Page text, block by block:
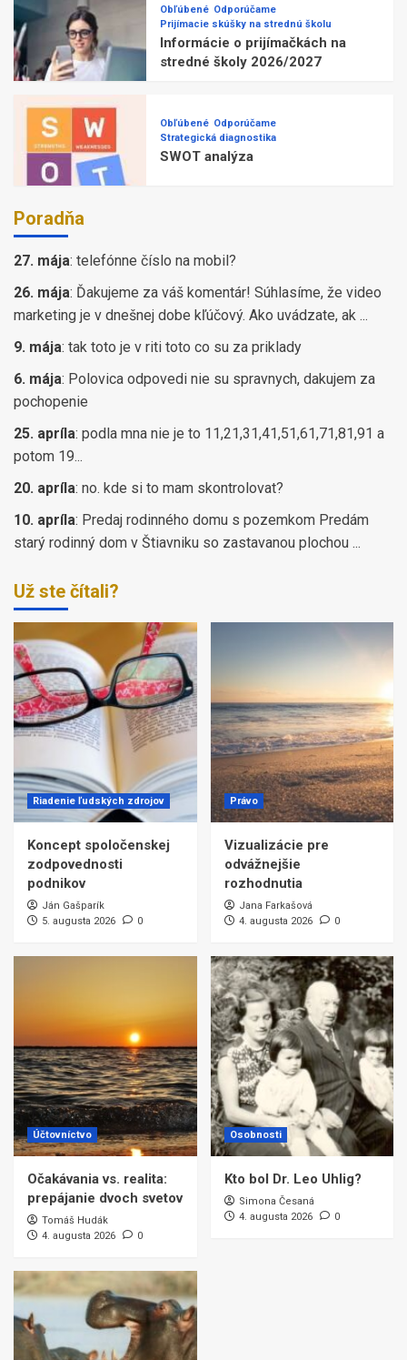
Obľúbené Odporúčame
Prijímacie skúšky na strednú školu
Informácie o prijímačkách na
stredné školy 2026/2027
Obľúbené Odporúčame
Strategická diagnostika
SWOT analýza
Poradňa
27. mája: telefónne číslo na mobil?
26. mája: Ďakujeme za váš komentár! Súhlasíme, že video
marketing je v dnešnej dobe kľúčový. Ako uvádzate, ak ...
9. mája: tak toto je v riti toto co su za priklady
6. mája: Polovica odpovedi nie su spravnych, dakujem za
pochopenie
25. apríla: podla mna nie je to 11,21,31,41,51,61,71,81,91 a
potom 19...
20. apríla: no. kde si to mam skontrolovat?
10. apríla: Predaj rodinného domu s pozemkom Predám
starý rodinný dom v Štiavniku so zastavanou plochou ...
Už ste čítali?
Riadenie ľudských zdrojov
Koncept spoločenskej
zodpovednosti
podnikov
Ján Gašparík
5. augusta 2026
0
Právo
Vizualizácie pre
odvážnejšie
rozhodnutia
Jana Farkašová
4. augusta 2026
0
Účtovníctvo
Očakávania vs. realita:
prepájanie dvoch svetov
Tomáš Hudák
4. augusta 2026
0
Osobnosti
Kto bol Dr. Leo Uhlig?
Simona Česaná
4. augusta 2026
0